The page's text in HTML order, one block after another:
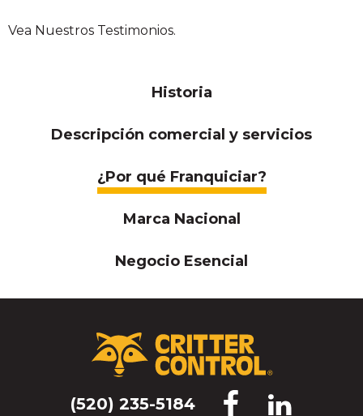
Vea Nuestros Testimonios.
Historia
Descripción comercial y servicios
¿Por qué Franquiciar?
Marca Nacional
Negocio Esencial
(520) 235-5184